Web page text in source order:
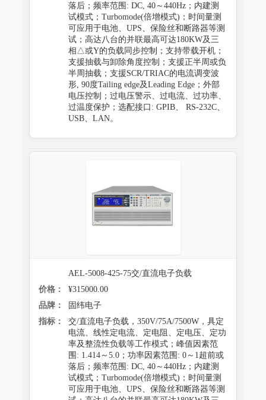
落后；频率范围: DC, 40～440Hz；内建测
试模式；Turbomode(倍增模式)；时间量测
可应用于电池、UPS、保险丝和断路器等测
试；高达八台的并联最高可达180KW及三
相△或Y的负载同步控制；支持带载开机；
支援抽载与卸除角度控制；支援正半周或负
半周抽载；支援SCR/TRIAC的电流调变波
形, 90度Tailing edge及Leading Edge；外部
电压控制；过电压警示、过电流、过功率、
过温度保护；选配接口: GPIB、 RS-232C、
USB、LAN。
AEL-5008-425-75交/直流电子负载
价格：
¥315000.00
品牌：
固纬电子
指标：
交/直流电子负载，350V/75A/7500W，具定
电流、线性定电流、定电阻、定电压、定功
率及整流性负载等工作模式；峰值因素范
围: 1.414～5.0；功率因素范围: 0～1超前或
落后；频率范围: DC, 40～440Hz；内建测
试模式；Turbomode(倍增模式)；时间量测
可应用于电池、UPS、保险丝和断路器等测